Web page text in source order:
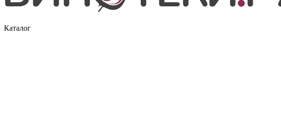
Каталог